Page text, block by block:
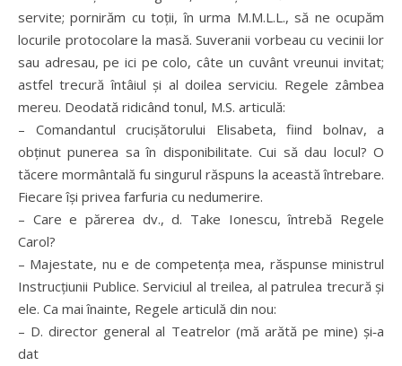
servite; pornirăm cu toții, în urma M.M.L.L., să ne ocupăm
locurile protocolare la masă. Suveranii vorbeau cu vecinii lor
sau adresau, pe ici pe colo, câte un cuvânt vreunui invitat;
astfel trecură întâiul și al doilea serviciu. Regele zâmbea
mereu. Deodată ridicând tonul, M.S. articulă:
– Comandantul crucișătorului Elisabeta, fiind bolnav, a
obținut punerea sa în disponibilitate. Cui să dau locul? O
tăcere mormântală fu singurul răspuns la această întrebare.
Fiecare își privea farfuria cu nedumerire.
– Care e părerea dv., d. Take Ionescu, întrebă Regele
Carol?
– Majestate, nu e de competența mea, răspunse ministrul
Instrucțiunii Publice. Serviciul al treilea, al patrulea trecură și
ele. Ca mai înainte, Regele articulă din nou:
– D. director general al Teatrelor (mă arătă pe mine) și‑a
dat